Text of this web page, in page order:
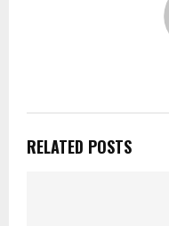
RELATED POSTS